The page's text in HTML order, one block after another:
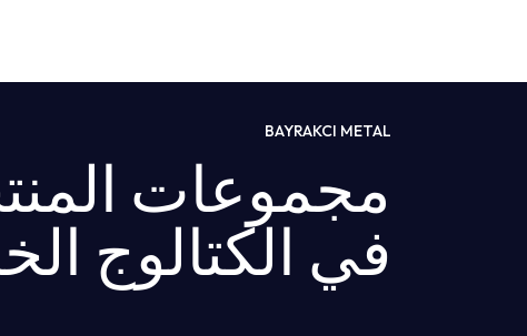
BAYRAKCI METAL
مجموعات
في الكتالوج